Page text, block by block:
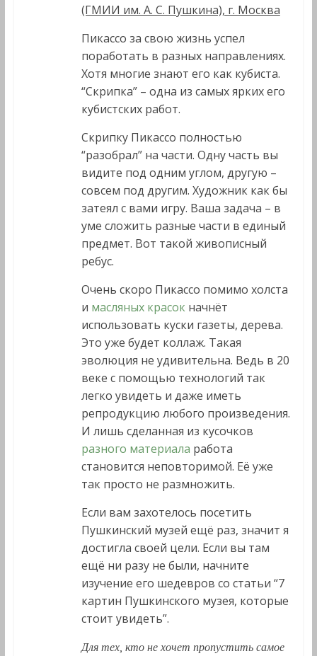
(ГМИИ им. А. С. Пушкина), г. Москва
Пикассо за свою жизнь успел
поработать в разных направлениях.
Хотя многие знают его как кубиста.
“Скрипка” – одна из самых ярких его
кубистских работ.
Скрипку Пикассо полностью
“разобрал” на части. Одну часть вы
видите под одним углом, другую –
совсем под другим. Художник как бы
затеял с вами игру. Ваша задача – в
уме сложить разные части в единый
предмет. Вот такой живописный
ребус.
Очень скоро Пикассо помимо холста
и масляных красок начнёт
использовать куски газеты, дерева.
Это уже будет коллаж. Такая
эволюция не удивительна. Ведь в 20
веке с помощью технологий так
легко увидеть и даже иметь
репродукцию любого произведения.
И лишь сделанная из кусочков
разного материала работа
становится неповторимой. Её уже
так просто не размножить.
Если вам захотелось посетить
Пушкинский музей ещё раз, значит я
достигла своей цели. Если вы там
ещё ни разу не были, начните
изучение его шедевров со статьи “7
картин Пушкинского музея, которые
стоит увидеть”.
Для тех, кто не хочет пропустить самое